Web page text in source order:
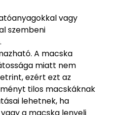
vagy
szembeni
A macska
miatt nem
ezért ezt az
tilos macskáknak
lehetnek, ha